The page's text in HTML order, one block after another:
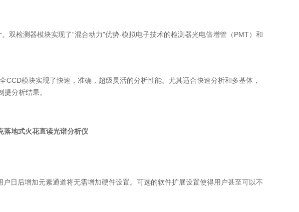
双检测器模块实现了“混合动力"优势-模拟电子技术的检测器光电倍增管（PMT）和
模块实现了快速，准确，超级灵活的分析性能。尤其适合快速分析和多基体，
分析结果。
落地式火花直读光谱分析仪
日后增加元素通道将无需增加硬件设置。可选的软件扩展设置使得用户甚至可以不